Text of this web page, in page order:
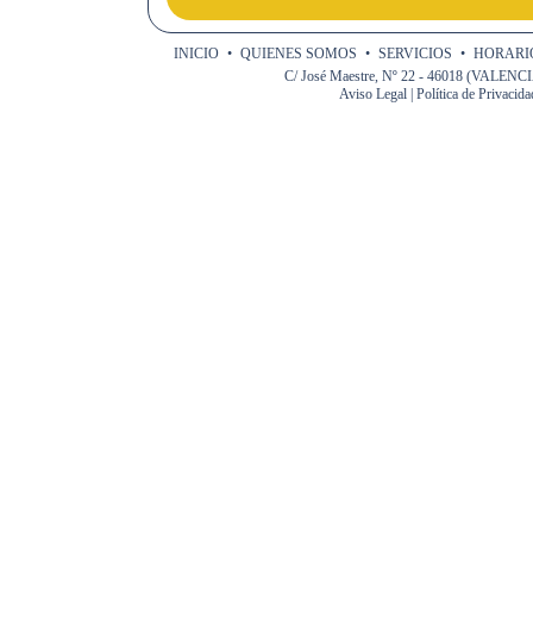
INICIO • QUIENES SOMOS • SERVICIOS •
C/ José Maestre, Nº 22 - 46018
Aviso Legal| Política de